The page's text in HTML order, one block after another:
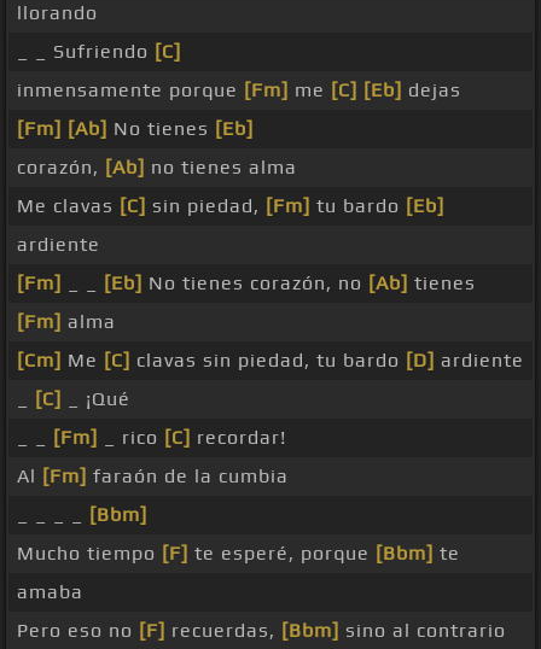
llorando
_ _ Sufriendo [C]
inmensamente porque [Fm] me [C] [Eb] dejas
[Fm] [Ab] No tienes [Eb]
corazón, [Ab] no tienes alma
Me clavas [C] sin piedad, [Fm] tu bardo [Eb]
ardiente
[Fm]
[Eb] No tienes corazón, no [Ab] tienes
[Fm] alma
[Cm] Me [C] clavas sin piedad, tu bardo [D] ardiente
[C]
_ ¡Qué
[Fm] _ rico [C] recordar!
Al [Fm] faraón de la cumbia
[Bbm]
Mucho tiempo [F] te esperé, porque [Bbm] te
amaba
Pero eso no [F] recuerdas, [Bbm] sino al contrario